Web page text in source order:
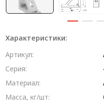
Конструкции из профиля
Характеристики:
Артикул:
Серия:
Материал:
Масса, кг/шт: